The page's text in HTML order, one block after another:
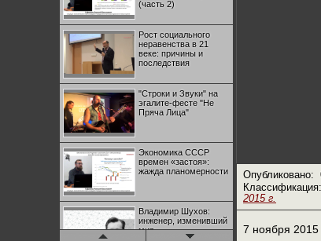
(часть 2)
Рост социального
неравенства в 21
веке: причины и
последствия
"Строки и Звуки" на
эгалите-фесте "Не
Пряча Лица"
Экономика СССР
времен «застоя»:
жажда планомерности
Владимир Шухов:
инженер, изменивший
мир
Опубликовано:
2015 г.
7 ноября 2015